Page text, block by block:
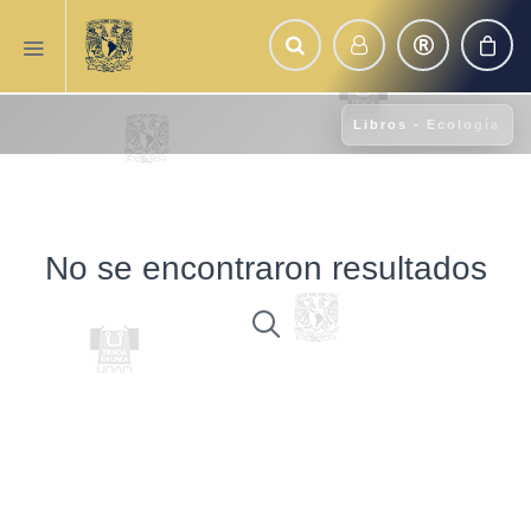
Libros - Ecología
No se encontraron resultados